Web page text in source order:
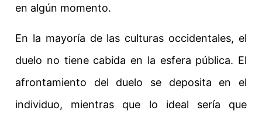
en algún momento.
En la mayoría de las culturas occidentales, el
duelo no tiene cabida en la esfera pública. El
afrontamiento del duelo se deposita en el
individuo, mientras que lo ideal sería que